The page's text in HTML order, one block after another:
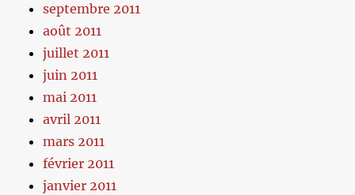
septembre 2011
août 2011
juillet 2011
juin 2011
mai 2011
avril 2011
mars 2011
février 2011
janvier 2011